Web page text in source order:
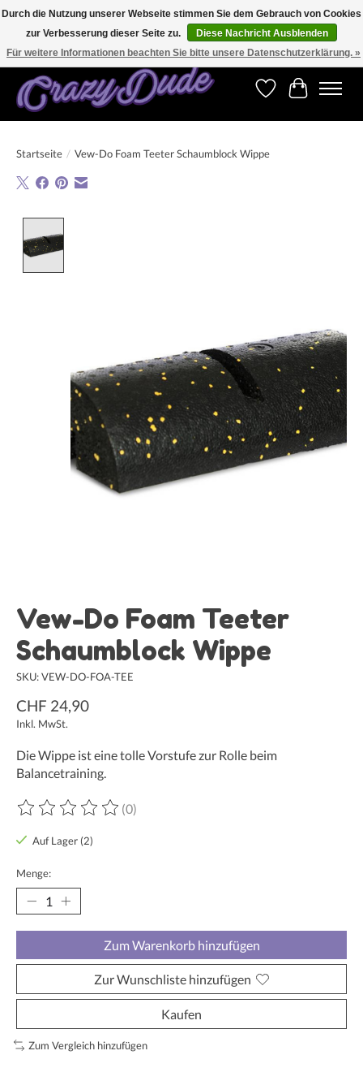
Versandkostenfrei bestellen ab CHF 200.00 in der Schweiz und ab EUR 250.00 in den
meisten Ländern weltweit.
Wunschzettel
Ihr
Startseite / Vew-Do Foam Teeter Schaumblock Wippe
Vew-Do Foam Teeter
Schaumblock Wippe
SKU: VEW-DO-FOA-TEE
CHF 24,90
Inkl. MwSt.
Die Wippe ist eine tolle Vorstufe zur Rolle beim
Balancetraining.
Die Bewertung dieses Produkts ist
(0)
Auf Lager (2)
Menge:
Zum Warenkorb hinzufügen
Zur Wunschliste hinzufügen
Kaufen
Zum Vergleich hinzufügen
Durch die Nutzung unserer Webseite stimmen Sie dem Gebrauch von Cookies
zur Verbesserung dieser Seite zu.
Diese Nachricht Ausblenden
Für weitere Informationen beachten Sie bitte unsere Datenschutzerklärung. »